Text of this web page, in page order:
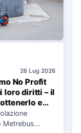
26 Lug 2026
No Profit
loro diritti – il
e
Metrebus